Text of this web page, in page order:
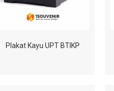
Plakat Kayu UPT BTIKP